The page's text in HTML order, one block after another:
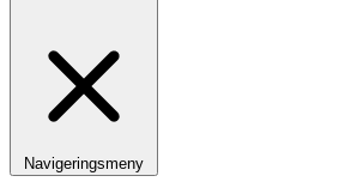
Navigeringsmeny